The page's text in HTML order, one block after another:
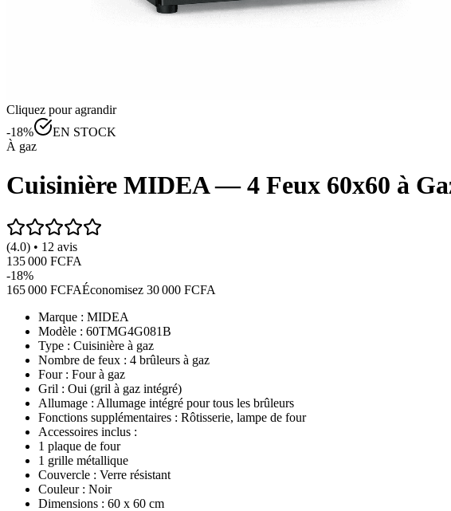
Cliquez pour agrandir
-18%
EN STOCK
À gaz
Cuisinière MIDEA — 4 Feux 60x60 à
(4.0) • 12 avis
135 000 FCFA
-18%
165 000 FCFAÉconomisez 30 000 FCFA
Marque : MIDEA
Modèle : 60TMG4G081B
Type : Cuisinière à gaz
Nombre de feux : 4 brûleurs à gaz
Four : Four à gaz
Gril : Oui (gril à gaz intégré)
Allumage : Allumage intégré pour tous les brûleurs
Fonctions supplémentaires : Rôtisserie, lampe de four
Accessoires inclus :
1 plaque de four
1 grille métallique
Couvercle : Verre résistant
Couleur : Noir
Dimensions : 60 x 60 cm